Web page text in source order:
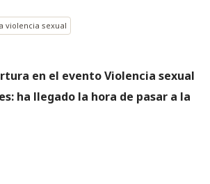
violencia sexual
en el evento Violencia sexual
ha llegado la hora de pasar a la